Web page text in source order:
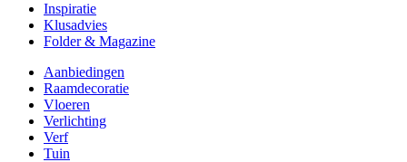
Inspiratie
Klusadvies
Folder & Magazine
Aanbiedingen
Raamdecoratie
Vloeren
Verlichting
Verf
Tuin